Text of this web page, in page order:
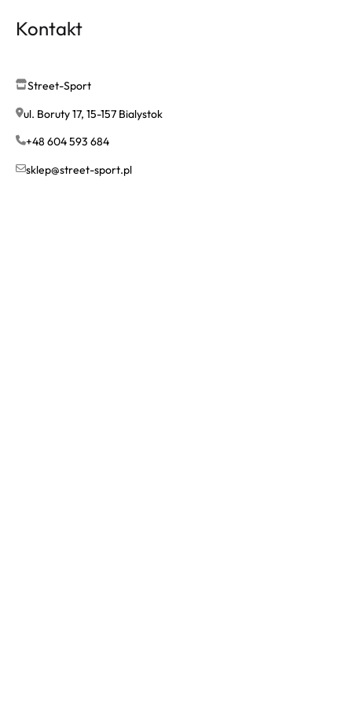
Kontakt
Street-Sport
ul. Boruty 17, 15-157 Bialystok
+48 604 593 684
sklep@street-sport.pl